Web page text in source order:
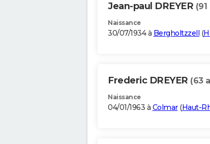
Jean-paul DREYER (91
Naissance
30/07/1934 à Bergholtzzell (
Frederic DREYER (63
Naissance
04/01/1963 à Colmar(Haut-